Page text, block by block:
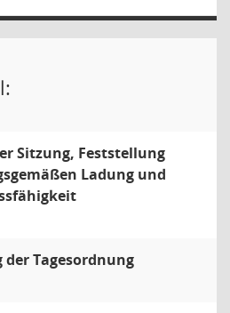
Sitzung, Feststellung
Ladung und
der Tagesordnung